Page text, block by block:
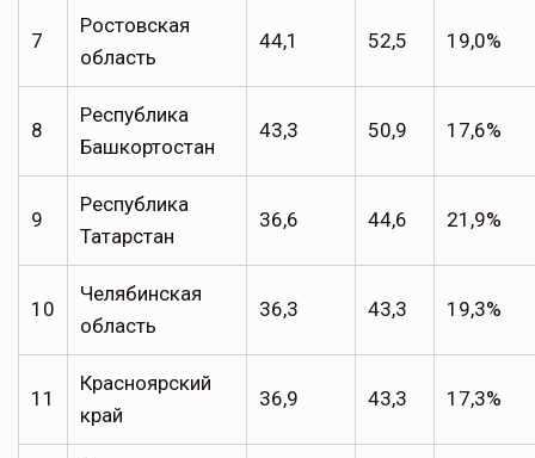
7
Ростовская
область
44,1 52,5 19,0%
8
Республика
Башкортостан
43,3 50,9 17,6%
9
Республика
Татарстан
36,6 44,6 21,9%
10
Челябинская
область
36,3 43,3 19,3%
11
Красноярский
край
36,9 43,3 17,3%